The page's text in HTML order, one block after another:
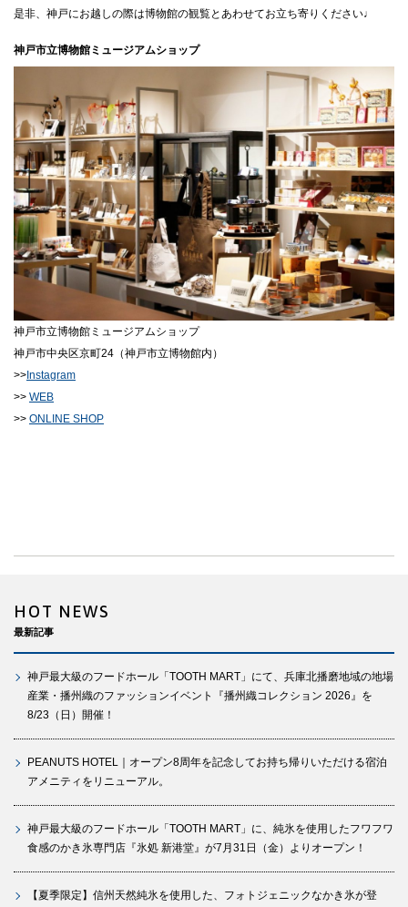
是非、神戸にお越しの際は博物館の観覧とあわせてお立ち寄りください♩
神戸市立博物館ミュージアムショップ
神戸市立博物館ミュージアムショップ
神戸市中央区京町24（神戸市立博物館内）
>>Instagram
>> WEB
>> ONLINE SHOP
HOT NEWS
最新記事
神戸最大級のフードホール「TOOTH MART」にて、兵庫北播磨地域の地場
産業・播州織のファッションイベント『播州織コレクション 2026』を
8/23（日）開催！
PEANUTS HOTEL｜オープン8周年を記念してお持ち帰りいただける宿泊
アメニティをリニューアル。
神戸最大級のフードホール「TOOTH MART」に、純氷を使用したフワフワ
食感のかき氷専門店『氷処 新港堂』が7月31日（金）よりオープン！
【夏季限定】信州天然純氷を使用した、フォトジェニックなかき氷が登